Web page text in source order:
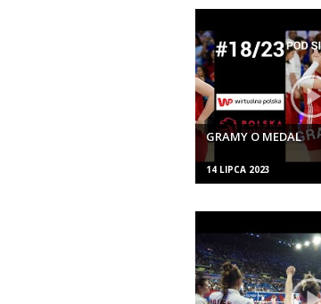
GRAMY O MEDAL
14 LIPCA 2023